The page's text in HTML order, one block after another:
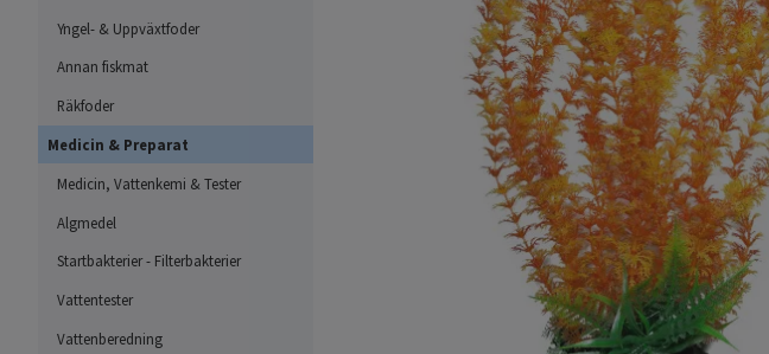
Yngel- & Uppväxtfoder
Annan fiskmat
Räkfoder
Medicin & Preparat
Medicin, Vattenkemi & Tester
Algmedel
Startbakterier - Filterbakterier
Vattentester
Vattenberedning